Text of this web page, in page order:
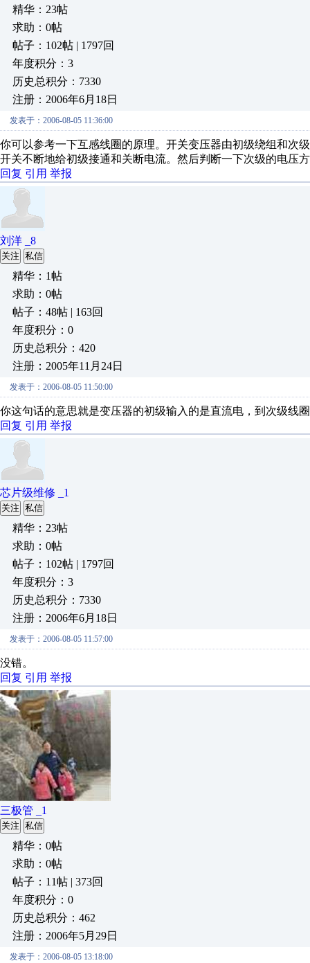
精华：23帖
求助：0帖
帖子：102帖 | 1797回
年度积分：3
历史总积分：7330
注册：2006年6月18日
发表于：2006-08-05 11:36:00
你可以参考一下互感线圈的原理。开关变压器由初级绕组和次
开关不断地给初级接通和关断电流。然后判断一下次级的电压
回复 引用 举报
刘洋 _8
关注 私信
精华：1帖
求助：0帖
帖子：48帖 | 163回
年度积分：0
历史总积分：420
注册：2005年11月24日
发表于：2006-08-05 11:50:00
你这句话的意思就是变压器的初级输入的是直流电，到次级线
回复 引用 举报
芯片级维修 _1
关注 私信
精华：23帖
求助：0帖
帖子：102帖 | 1797回
年度积分：3
历史总积分：7330
注册：2006年6月18日
发表于：2006-08-05 11:57:00
没错。
回复 引用 举报
三极管 _1
关注 私信
精华：0帖
求助：0帖
帖子：11帖 | 373回
年度积分：0
历史总积分：462
注册：2006年5月29日
发表于：2006-08-05 13:18:00